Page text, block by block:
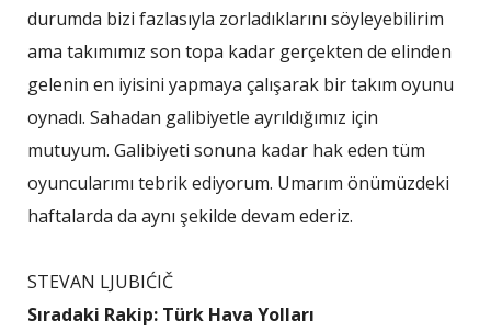
durumda bizi fazlasıyla zorladıklarını söyleyebilirim
ama takımımız son topa kadar gerçekten de elinden
gelenin en iyisini yapmaya çalışarak bir takım oyunu
oynadı. Sahadan galibiyetle ayrıldığımız için
mutuyum. Galibiyeti sonuna kadar hak eden tüm
oyuncularımı tebrik ediyorum. Umarım önümüzdeki
haftalarda da aynı şekilde devam ederiz.
STEVAN LJUBIĆIČ
Sıradaki Rakip: Türk Hava Yolları